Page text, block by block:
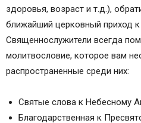
здоровья, возраст и т.д.),
ближайший церковный приход
Священнослужители всегда
молитвословие, которое вам
распространенные среди них:
Святые слова к Небесному
Благодарственная к